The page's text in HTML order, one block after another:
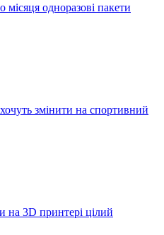
місяця одноразові пакети
змінити на спортивний
3D принтері цілий